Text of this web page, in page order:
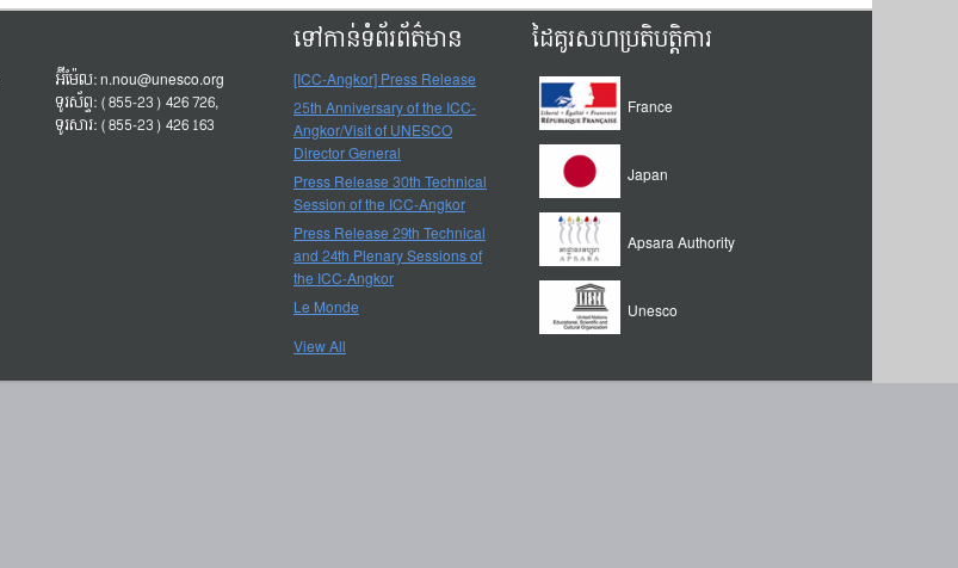
អ៊ីម៉ែល:n.nou@unesco.org
ទូរស័ព្ទ: (855-23) 426 726,
ទូរសារ: (855-23) 426 163
ទៅកាន់ទំព័រព័ត៌មាន
[ICC-Angkor] Press Release
25th Anniversary of the ICC-
Angkor/Visit of UNESCO
Director General
Press Release 30th Technical
Session of the ICC-Angkor
Press Release 29th Technical
and 24th Plenary Sessions of
the ICC-Angkor
Le Monde
View All
ដៃគូរសហប្រតិបត្តិការ
France
Japan
Apsara Authority
Unesco